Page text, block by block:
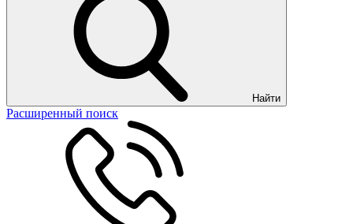
Найти
Расширенный поиск